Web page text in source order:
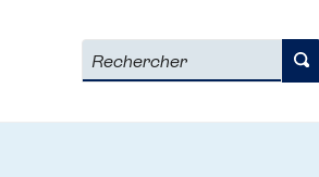
Rechercher